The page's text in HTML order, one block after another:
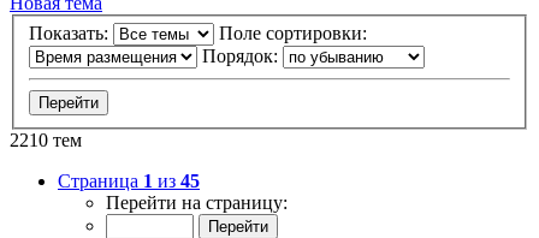
Показать:
Поле сортировки:
Порядок:
2210 тем
Страница 1 из 45
Перейти на страницу: